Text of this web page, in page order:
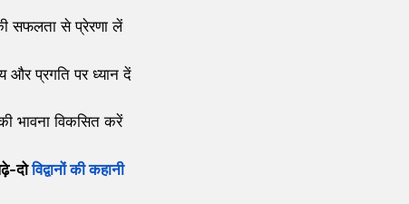
सफलता से प्रेरणा लें
और प्रगति पर ध्यान दें
भावना विकसित करें
दोविद्वानों की कहानी